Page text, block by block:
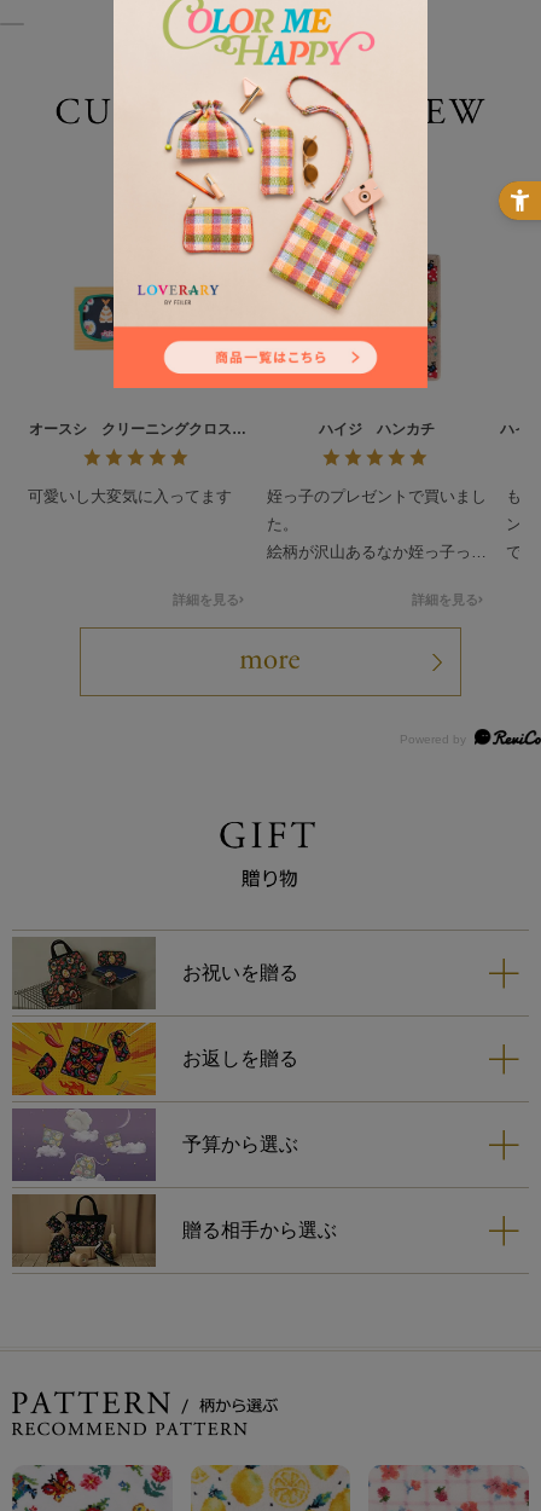
オースシ クリーニングクロス
L/CCOHS-193021
詳細を見る
可愛いし大変気に入ってます
ハイジ ハンカチ
詳細を見る
姪っ子のプレゼントで買いまし
た。
絵柄が沢山あるなか姪っ子っぽ
ャだったみたいで喜んで貰いま
ハイ
も
ン
で
お祝いを贈る
お返しを贈る
予算から選ぶ
贈る相手から選ぶ